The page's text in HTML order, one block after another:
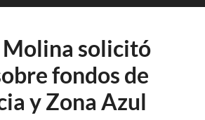
Molina solicitó
fondos de
y Zona Azul